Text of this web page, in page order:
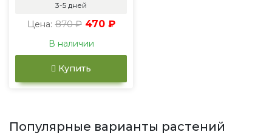
3-5 дней
Цена: 870 ₽ 470 ₽
В наличии
Купить
Популярные варианты растений